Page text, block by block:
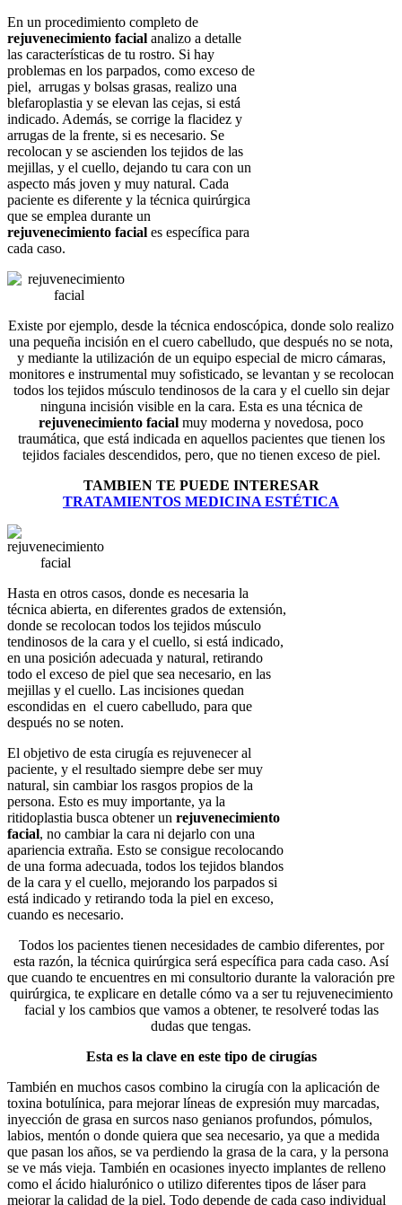
En un procedimiento completo de
rejuvenecimiento facial analizo a detalle
las características de tu rostro. Si hay
problemas en los parpados, como exceso de
piel, arrugas y bolsas grasas, realizo una
blefaroplastia y se elevan las cejas, si está
indicado. Además, se corrige la flacidez y
arrugas de la frente, si es necesario. Se
recolocan y se ascienden los tejidos de las
mejillas, y el cuello, dejando tu cara con un
aspecto más joven y muy natural. Cada
paciente es diferente y la técnica quirúrgica
que se emplea durante un
rejuvenecimiento facial es específica para
cada caso.
Existe por ejemplo, desde la técnica endoscópica, donde solo realizo
una pequeña incisión en el cuero cabelludo, que después no se nota,
y mediante la utilización de un equipo especial de micro cámaras,
monitores e instrumental muy sofisticado, se levantan y se recolocan
todos los tejidos músculo tendinosos de la cara y el cuello sin dejar
ninguna incisión visible en la cara. Esta es una técnica de
rejuvenecimiento facial muy moderna y novedosa, poco
traumática, que está indicada en aquellos pacientes que tienen los
tejidos faciales descendidos, pero, que no tienen exceso de piel.
TAMBIEN TE PUEDE INTERESAR
TRATAMIENTOS MEDICINA ESTÉTICA
Hasta en otros casos, donde es necesaria la
técnica abierta, en diferentes grados de extensión,
donde se recolocan todos los tejidos músculo
tendinosos de la cara y el cuello, si está indicado,
en una posición adecuada y natural, retirando
todo el exceso de piel que sea necesario, en las
mejillas y el cuello. Las incisiones quedan
escondidas en el cuero cabelludo, para que
después no se noten.
El objetivo de esta cirugía es rejuvenecer al
paciente, y el resultado siempre debe ser muy
natural, sin cambiar los rasgos propios de la
persona. Esto es muy importante, ya la
ritidoplastia busca obtener un rejuvenecimiento
facial, no cambiar la cara ni dejarlo con una
apariencia extraña. Esto se consigue recolocando
de una forma adecuada, todos los tejidos blandos
de la cara y el cuello, mejorando los parpados si
está indicado y retirando toda la piel en exceso,
cuando es necesario.
Todos los pacientes tienen necesidades de cambio diferentes, por
esta razón, la técnica quirúrgica será específica para cada caso. Así
que cuando te encuentres en mi consultorio durante la valoración pre
quirúrgica, te explicare en detalle cómo va a ser tu rejuvenecimiento
facial y los cambios que vamos a obtener, te resolveré todas las
dudas que tengas.
Esta es la clave en este tipo de cirugías
También en muchos casos combino la cirugía con la aplicación de
toxina botulínica, para mejorar líneas de expresión muy marcadas,
inyección de grasa en surcos naso genianos profundos, pómulos,
labios, mentón o donde quiera que sea necesario, ya que a medida
que pasan los años, se va perdiendo la grasa de la cara, y la persona
se ve más vieja. También en ocasiones inyecto implantes de relleno
como el ácido hialurónico o utilizo diferentes tipos de láser para
mejorar la calidad de la piel. Todo depende de cada caso individual